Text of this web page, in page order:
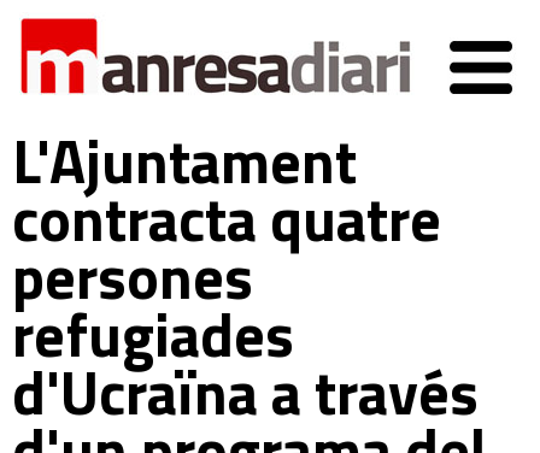
L'Ajuntament
contracta quatre
persones
refugiades
d'Ucraïna a través